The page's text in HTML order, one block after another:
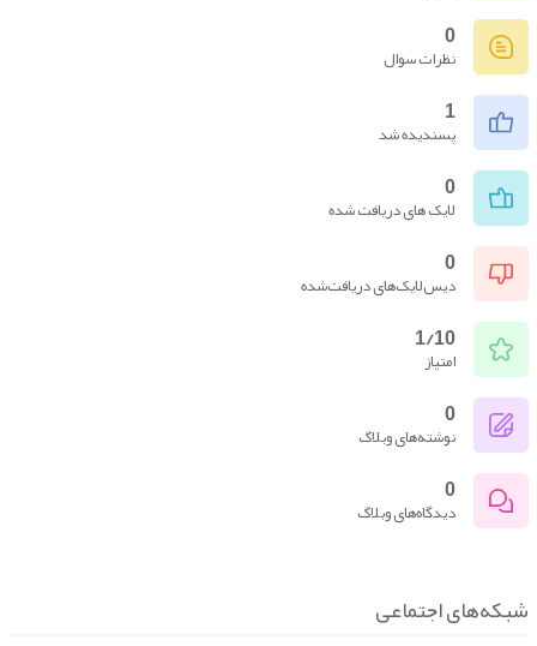
0
نظرات سوال
پسندیده شد
0
لایک های دریافت شده
دیس‌لایک‌های دریافت‌شده
1/10
امتیاز
نوشته‌های وبلاگ
دیدگاه‌های وبلاگ
اجتماعی